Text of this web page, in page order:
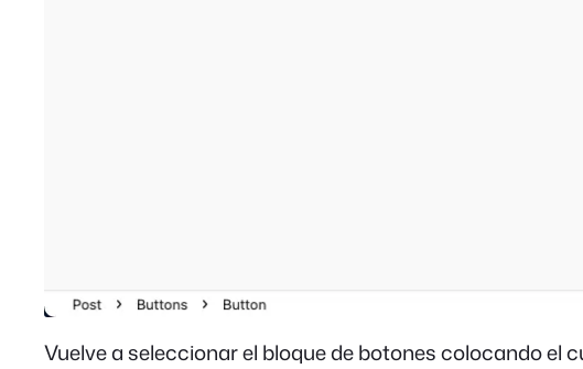
Vuelve a seleccionar el bloque de botones colocando el